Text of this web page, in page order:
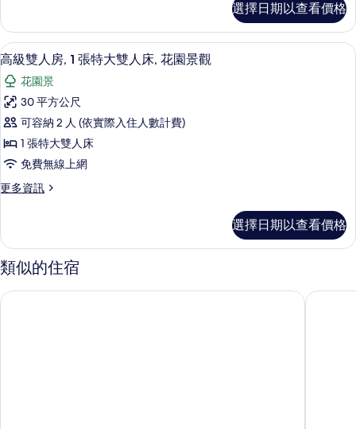
房
的
所
有
相
片
雙
人
或
雙
床
房
的
詳
情
選擇日期以查看價格
顯
示
高
級
雙
人
1
特
大
雙
人
高級雙人房, 1 張特大雙人床, 花園景
5
高級雙人房, 1 張特大雙人床, 花園景觀
花園景
30 平方公尺
可容納 2 人 (依實際入住人數計費)
1 張特大雙人床
免費無線上網
更多資訊
更
雙
人
房,
張
選擇日期以查看價格
類似的住宿
里約別墅套房飯店 精品開